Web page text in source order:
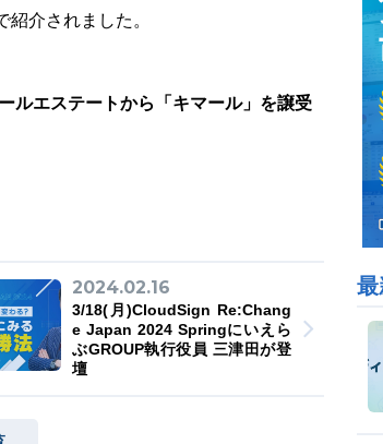
介されました。
ルエステートから「キマール」を譲受
2024.02.16
3/18(月)CloudSign Re:Chang
e Japan 2024 Springにいえら
ぶGROUP執行役員 三津田が登
壇